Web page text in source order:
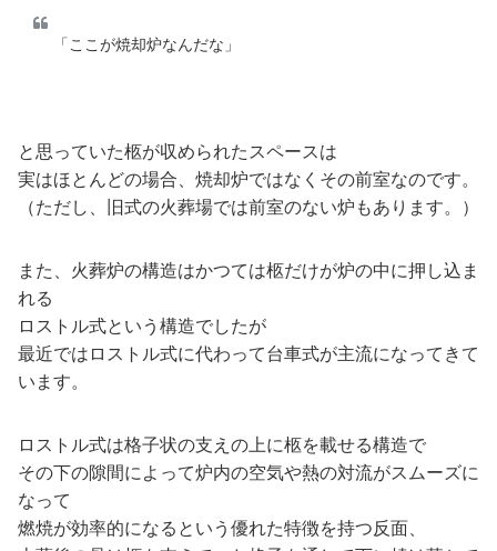
「ここが焼却炉なんだな」
と思っていた柩が収められたスペースは
実はほとんどの場合、焼却炉ではなくその前室なのです。
（ただし、旧式の火葬場では前室のない炉もあります。）
また、火葬炉の構造はかつては柩だけが炉の中に押し込ま
れる
ロストル式という構造でしたが
最近ではロストル式に代わって台車式が主流になってきて
います。
ロストル式は格子状の支えの上に柩を載せる構造で
その下の隙間によって炉内の空気や熱の対流がスムーズに
なって
燃焼が効率的になるという優れた特徴を持つ反面、